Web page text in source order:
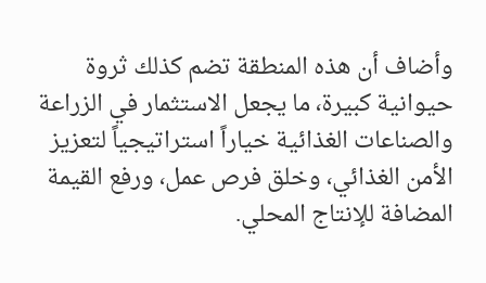
وأضاف أن هذه المنطقة تضم كذلك ثروة
حيوانية كبيرة، ما يجعل الاستثمار في الزراعة
والصناعات الغذائية خياراً استراتيجياً لتعزيز
الأمن الغذائي، وخلق فرص عمل، ورفع القيمة
المضافة للإنتاج المحلي.